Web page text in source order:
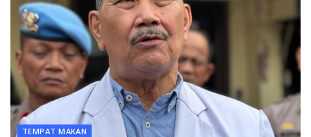
TEMPAT MAKAN